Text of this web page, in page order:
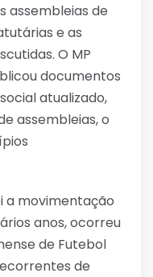
assembleias de
e as
O MP
documentos
atualizado,
assembleias, o
a movimentação
anos, ocorreu
de Futebol
de